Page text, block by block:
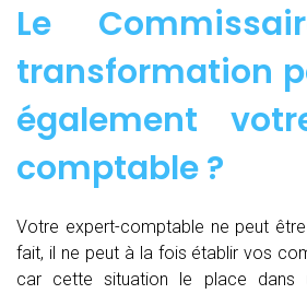
Le
transformation
également
comptable ?
Votre expert-comptable ne peut
fait, il ne peut à la fois établir vos
car cette situation le place dans